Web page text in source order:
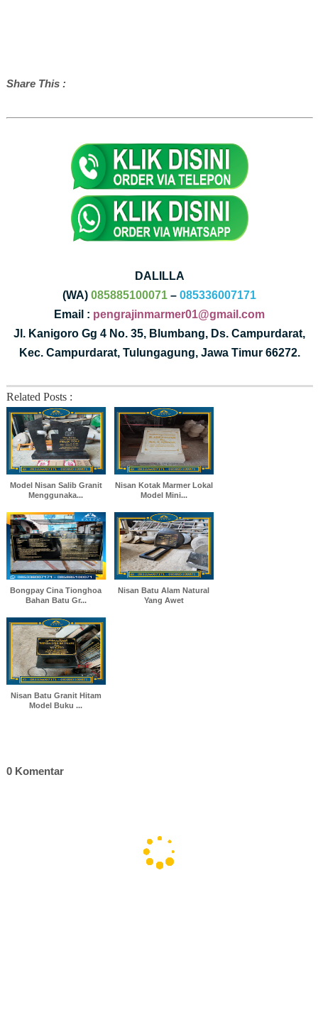
Share This :
DALILLA
(WA)085885100071 –085336007171
Email : pengrajinmarmer01@gmail.com
Jl. Kanigoro Gg 4 No. 35, Blumbang, Ds. Campurdarat,
Kec. Campurdarat, Tulungagung, Jawa Timur 66272.
Related Posts :
Model Nisan Salib Granit
Menggunaka...
Nisan Kotak Marmer Lokal
Model Mini...
Bongpay Cina Tionghoa
Bahan Batu Gr...
Nisan Batu Alam Natural
Yang Awet
Nisan Batu Granit Hitam
Model Buku ...
0 Komentar